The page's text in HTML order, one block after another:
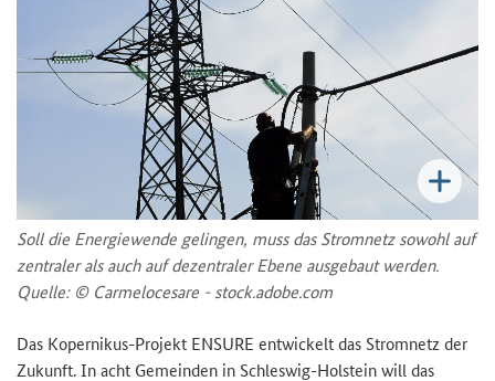
Soll die Energiewende gelingen, muss das Stromnetz sowohl auf
zentraler als auch auf dezentraler Ebene ausgebaut werden.
Quelle: © Carmelocesare - stock.adobe.com
Das Kopernikus-Projekt ENSURE entwickelt das Stromnetz der
Zukunft. In acht Gemeinden in Schleswig-Holstein will das